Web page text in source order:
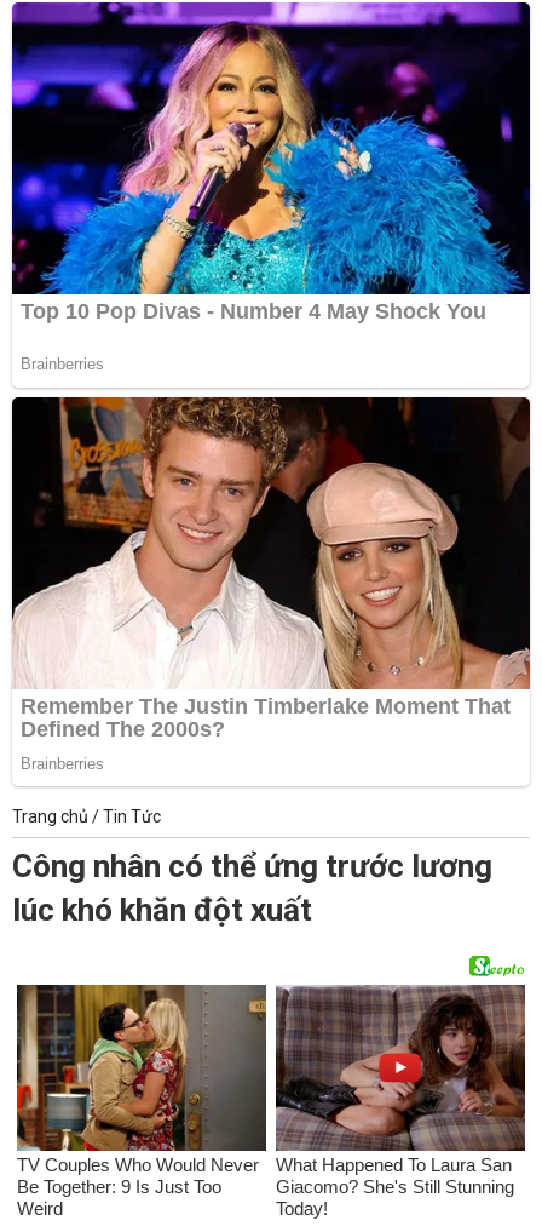
Trang chủ /Tin Tức
Công nhân có thể ứng trước lương
lúc khó khăn đột xuất